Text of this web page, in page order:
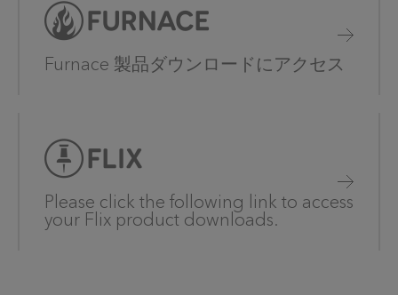
Furnace 製品ダウンロードにアクセス
Please click the following link to access
your Flix product downloads.